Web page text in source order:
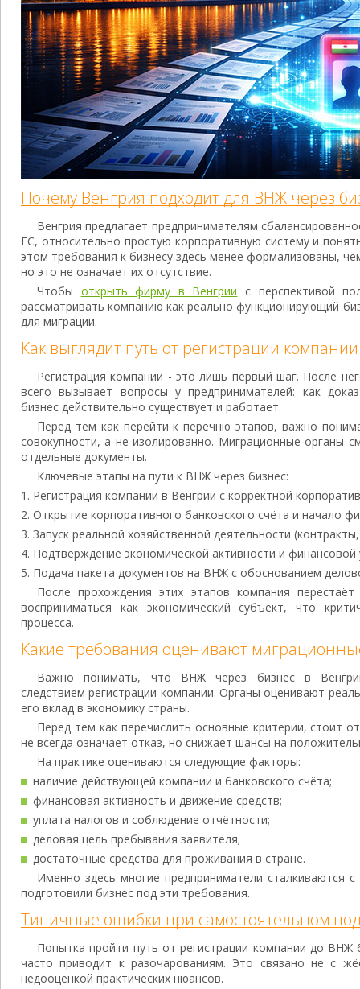
Почему Венгрия подходит для ВНЖ через
Венгрия предлагает предпринимателям
ЕС, относительно простую корпоративную систему и
этом требования к бизнесу здесь менее формализованы,
но это не означает их отсутствие.
Чтобы открыть фирму в Венгрии с перспективой
рассматривать компанию как реально функционирующий
для миграции.
Как выглядит путь от регистрации
Регистрация компании - это лишь первый шаг. После
всего вызывает вопросы у предпринимателей: как
бизнес действительно существует и работает.
Перед тем как перейти к перечню этапов, важно
совокупности, а не изолированно. Миграционные органы
отдельные документы.
Ключевые этапы на пути к ВНЖ через бизнес:
Регистрация компании в Венгрии с корректной
Открытие корпоративного банковского счёта и начало
Запуск реальной хозяйственной деятельности
Подтверждение экономической активности и финансовой
Подача пакета документов на ВНЖ с обоснованием
После прохождения этих этапов компания
восприниматься как экономический субъект, что
процесса.
Какие требования оценивают
Важно понимать, что ВНЖ через бизнес в
следствием регистрации компании. Органы оценивают
его вклад в экономику страны.
Перед тем как перечислить основные критерии, стоит
не всегда означает отказ, но снижает шансы на
На практике оцениваются следующие факторы:
наличие действующей компании и банковского счёта;
финансовая активность и движение средств;
уплата налогов и соблюдение отчётности;
деловая цель пребывания заявителя;
достаточные средства для проживания в стране.
Именно здесь многие предприниматели сталкиваются
подготовили бизнес под эти требования.
Типичные ошибки при самостоятельном
Попытка пройти путь от регистрации компании до ВНЖ
часто приводит к разочарованиям. Это связано не с
недооценкой практических нюансов.